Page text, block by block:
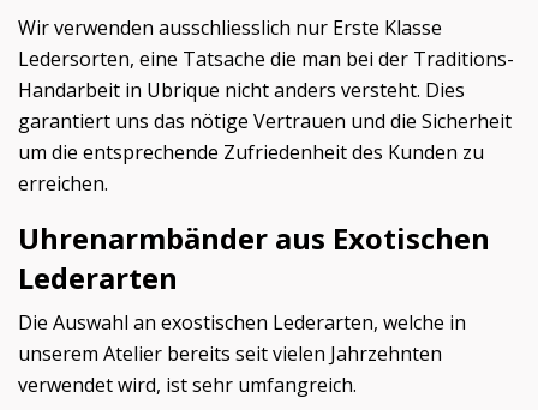
Wir verwenden ausschliesslich nur Erste Klasse
Ledersorten, eine Tatsache die man bei der Traditions-
Handarbeit in Ubrique nicht anders versteht. Dies
garantiert uns das nötige Vertrauen und die Sicherheit
um die entsprechende Zufriedenheit des Kunden zu
erreichen.
Uhrenarmbänder aus Exotischen
Lederarten
Die Auswahl an exostischen Lederarten, welche in
unserem Atelier bereits seit vielen Jahrzehnten
verwendet wird, ist sehr umfangreich.